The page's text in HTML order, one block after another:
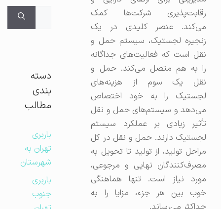
رقابت‌پذیری شرکت‌ها کمک
می‌کند. عنصر کلیدی در یک
زنجیره لجستیک، سیستم حمل و
نقل است که فعالیت‌های جداگانه
را به هم متصل می‌کند. حمل و
نقل یک سوم از هزینه‌های
لجستیک را به خود اختصاص
می‌دهد و سیستم‌های حمل و نقل
تأثیر زیادی بر عملکرد سیستم
لجستیک دارند. حمل و نقل در کل
مراحل تولید، از تولید تا تحویل به
مصرف‌کنندگان نهایی و مرجوعی،
مورد نیاز است. تنها هماهنگی
خوب بین هر جزء، مزایا را به
دسته
بندی
مطالب
باربری
تهران به
شهرستان
باربری
جنوب